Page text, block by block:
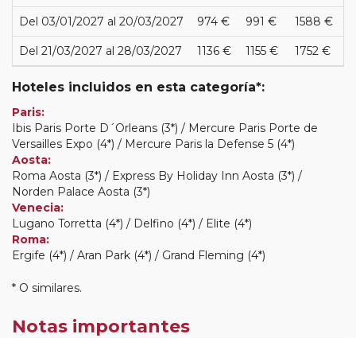
Del 03/01/2027 al 20/03/2027 974 € 991 € 1588 €
Del 21/03/2027 al 28/03/2027 1136 € 1155 € 1752 €
Hoteles incluidos en esta categoría*:
Paris:
Ibis Paris Porte D´Orleans (3*) / Mercure Paris Porte de
Versailles Expo (4*) / Mercure Paris la Defense 5 (4*)
Aosta:
Roma Aosta (3*) / Express By Holiday Inn Aosta (3*) /
Norden Palace Aosta (3*)
Venecia:
Lugano Torretta (4*) / Delfino (4*) / Elite (4*)
Roma:
Ergife (4*) / Aran Park (4*) / Grand Fleming (4*)
* O similares.
Notas importantes